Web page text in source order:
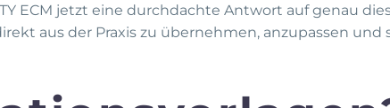
ECM jetzt eine durchdachte Antwort auf genau
aus der Praxis zu übernehmen, anzupassen